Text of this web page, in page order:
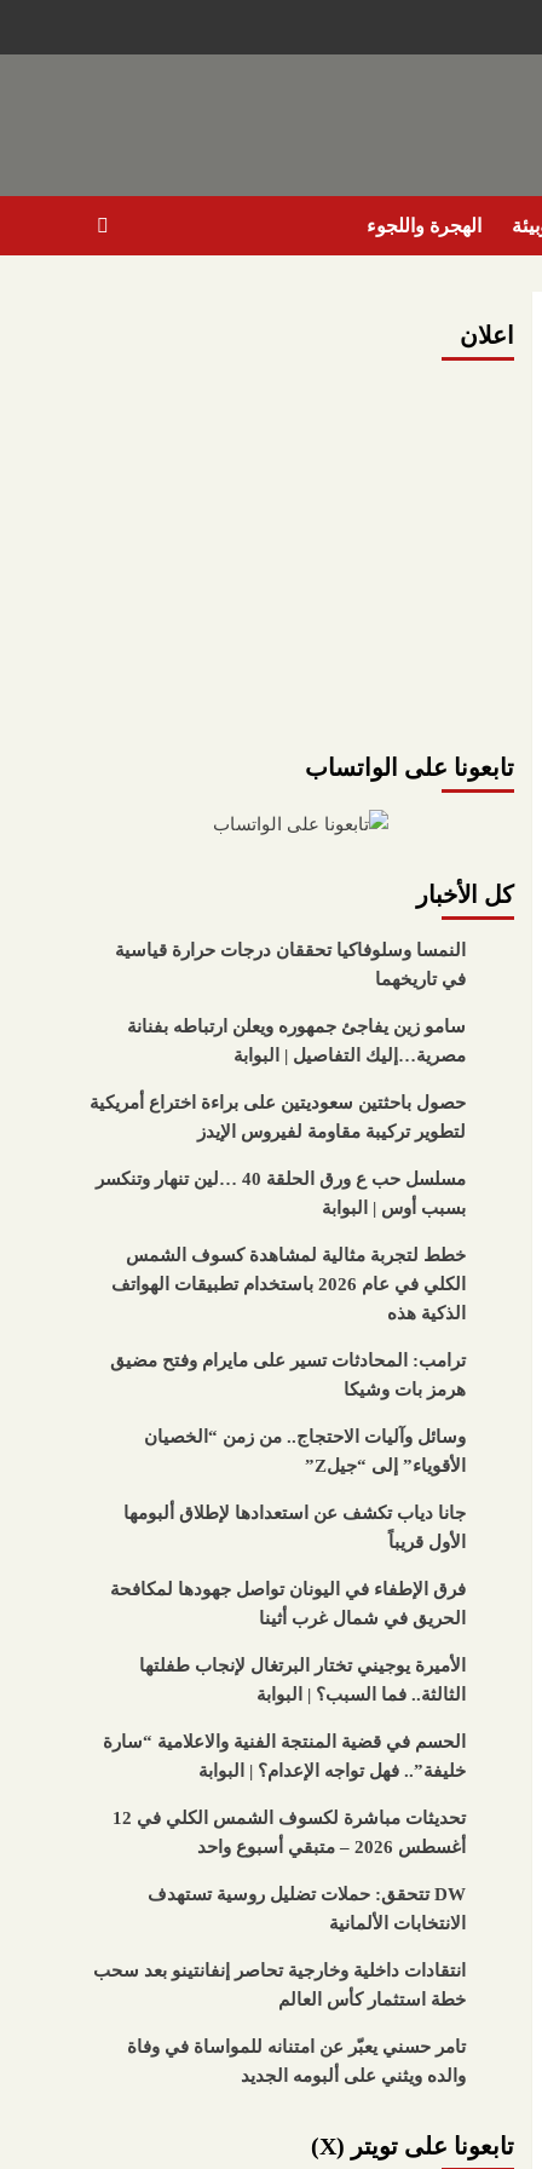
الهجرة واللجوء
اعلان
تابعونا على الواتساب
كل الأخبار
النمسا وسلوفاكيا تحققان درجات حرارة قياسية
في تاريخهما
سامو زين يفاجئ جمهوره ويعلن ارتباطه بفنانة
مصرية…إليك التفاصيل | البوابة
حصول باحثتين سعوديتين على براءة اختراع أمريكية
لتطوير تركيبة مقاومة لفيروس الإيدز
مسلسل حب ع ورق الحلقة 40 …لين تنهار وتنكسر
بسبب أوس | البوابة
خطط لتجربة مثالية لمشاهدة كسوف الشمس
الكلي في عام 2026 باستخدام تطبيقات الهواتف
الذكية هذه
ترامب: المحادثات تسير على مايرام وفتح مضيق
هرمز بات وشيكا
وسائل وآليات الاحتجاج.. من زمن “الخصيان
الأقوياء” إلى “جيلZ”
جانا دياب تكشف عن استعدادها لإطلاق ألبومها
الأول قريباً
فرق الإطفاء في اليونان تواصل جهودها لمكافحة
الحريق في شمال غرب أثينا
الأميرة يوجيني تختار البرتغال لإنجاب طفلتها
الثالثة.. فما السبب؟ | البوابة
الحسم في قضية المنتجة الفنية والاعلامية “سارة
خليفة”.. فهل تواجه الإعدام؟ | البوابة
تحديثات مباشرة لكسوف الشمس الكلي في 12
أغسطس 2026 – متبقي أسبوع واحد
DW تتحقق: حملات تضليل روسية تستهدف
الانتخابات الألمانية
انتقادات داخلية وخارجية تحاصر إنفانتينو بعد سحب
خطة استثمار كأس العالم
تامر حسني يعبّر عن امتنانه للمواساة في وفاة
والده ويثني على ألبومه الجديد
تابعونا على تويتر (X)